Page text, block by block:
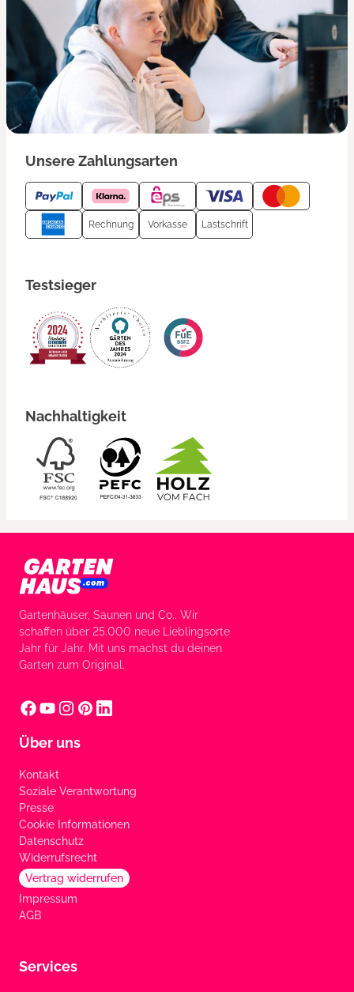
Unsere Zahlungsarten
Rechnung Vorkasse Lastschrift
Testsieger
Nachhaltigkeit
Gartenhäuser, Saunen und Co.: Wir
schaffen über 25.000 neue Lieblingsorte
Jahr für Jahr. Mit uns machst du deinen
Garten zum Original.
Über uns
Kontakt
Soziale Verantwortung
Presse
Cookie Informationen
Datenschutz
Widerrufsrecht
Vertrag widerrufen
Impressum
AGB
Services